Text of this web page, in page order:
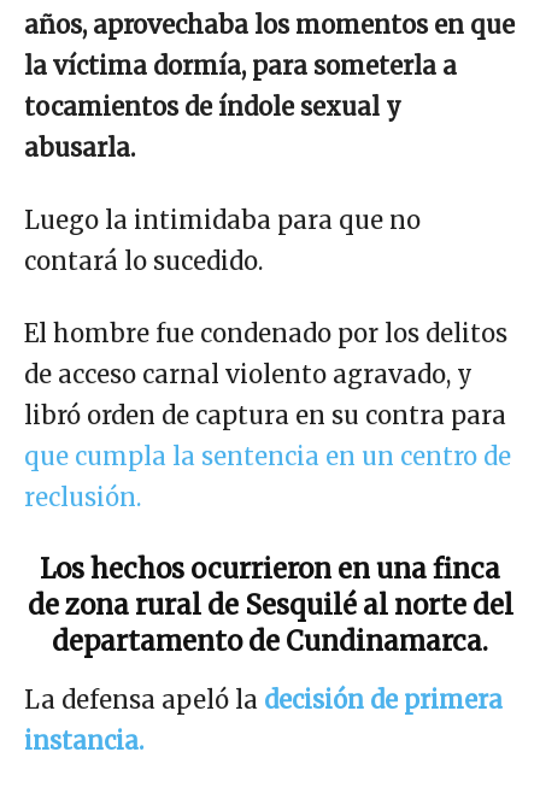
años, aprovechaba los momentos en que
la víctima dormía, para someterla a
tocamientos de índole sexual y
abusarla.
Luego la intimidaba para que no
contará lo sucedido.
El hombre fue condenado por los delitos
de acceso carnal violento agravado, y
libró orden de captura en su contra para
que cumpla la sentencia en un centro de
reclusión.
Los hechos ocurrieron en una finca
de zona rural de Sesquilé al norte del
departamento de Cundinamarca.
La defensa apeló la decisión de primera
instancia.